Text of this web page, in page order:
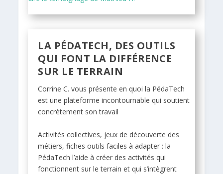
LA PÉDATECH, DES OUTILS
QUI FONT LA DIFFÉRENCE
SUR LE TERRAIN
Corrine C. vous présente en quoi la PédaTech
est une plateforme incontournable qui soutient
concrètement son travail
Activités collectives, jeux de découverte des
métiers, fiches outils faciles à adapter : la
PédaTech l’aide à créer des activités qui
fonctionnent sur le terrain et qui s’intègrent